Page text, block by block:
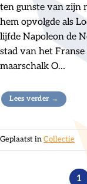
ten gunste van zijn
hem opvolgde als
lijfde Napoleon de
stad van het
maarschalk O…
Lees verder →
Geplaatst inCollectie
1